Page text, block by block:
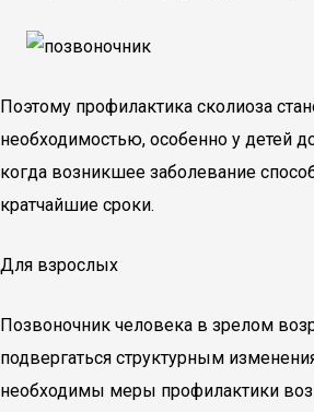
Поэтому профилактика сколиоза
необходимостью, особенно у детей
когда возникшее заболевание
кратчайшие сроки.
Для взрослых
Позвоночник человека в зрелом
подвергаться структурным
необходимы меры профилактики